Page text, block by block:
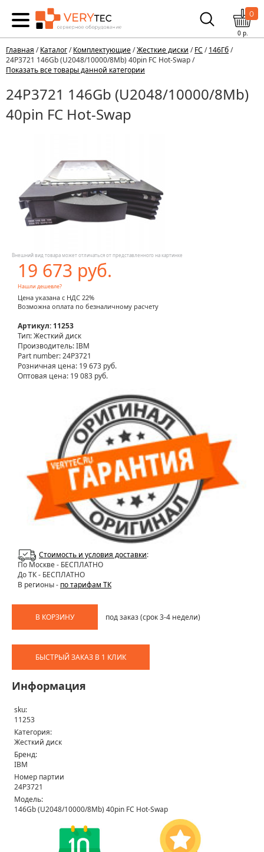
0
0р.
Главная /Каталог/Комплектующие/Жесткие диски /FC /146Гб/
24P3721 146Gb (U2048/10000/8Mb) 40pin FC Hot-Swap /
Показать все товары данной категории
24P3721 146Gb (U2048/10000/8Mb)
40pin FC Hot-Swap
Внешний вид товара может отличаться от представленного на картинке
19 673 руб.
Нашли дешевле?
Цена указана с НДС 22%
Возможна оплата по безналичному расчету
Артикул: 11253
Тип: Жесткий диск
Производитель: IBM
Part number: 24P3721
Розничная цена: 19 673 руб.
Оптовая цена: 19 083 руб.
Стоимость и условия доставки:
По Москве- БЕСПЛАТНО
До ТК - БЕСПЛАТНО
В регионы - по тарифам ТК
В КОРЗИНУ под заказ (срок 3-4 недели)
БЫСТРЫЙ ЗАКАЗ В 1 КЛИК
Информация
sku:
11253
Категория:
Жесткий диск
Бренд:
IBM
Номер партии
24P3721
Модель:
146Gb (U2048/10000/8Mb) 40pin FC Hot-Swap